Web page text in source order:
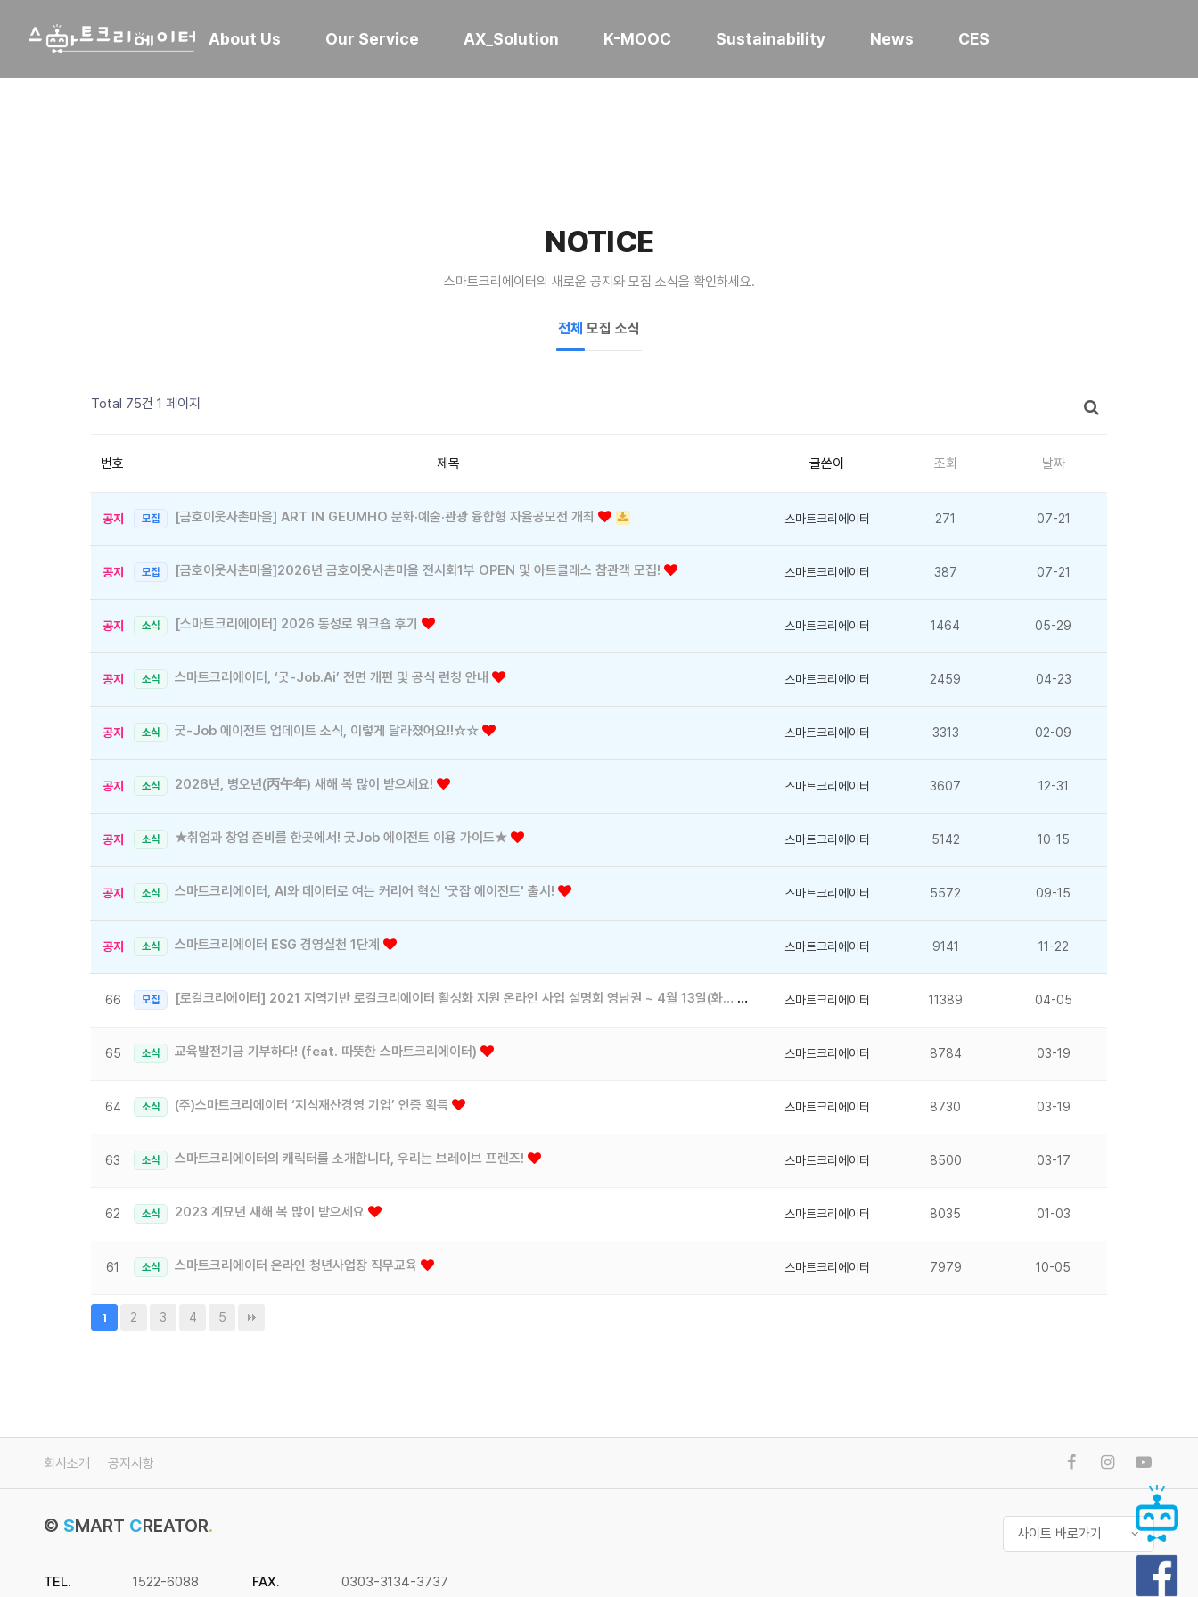
About Us Our Service AX_Solution K-MOOC Sustainability News CES
NOTICE
스마트크리에이터의 새로운 공지와 모집 소식을 확인하세요.
전체 모집 소식
Total 75건 1 페이지
번호 제목 글쓴이 조회 날짜
공지 모집 [금호이웃사촌마을] ART IN GEUMHO 문화·예술·관광 융합형 자율공모전 개최 스마트크리에이터 271 07-21
공지 모집 [금호이웃사촌마을]2026년 금호이웃사촌마을 전시회1부 OPEN 및 아트클래스 참관객 모집! 스마트크리에이터 387 07-21
공지 소식 [스마트크리에이터] 2026 동성로 워크숍 후기 스마트크리에이터 1464 05-29
공지 소식 스마트크리에이터, ‘굿-Job.Ai’ 전면 개편 및 공식 런칭 안내 스마트크리에이터 2459 04-23
공지 소식 굿-Job 에이전트 업데이트 소식, 이렇게 달라졌어요!!☆☆ 스마트크리에이터 3313 02-09
공지 소식 2026년, 병오년(丙午年) 새해 복 많이 받으세요! 스마트크리에이터 3607 12-31
공지 소식 ★취업과 창업 준비를 한곳에서! 굿Job 에이전트 이용 가이드★ 스마트크리에이터 5142 10-15
공지 소식 스마트크리에이터, AI와 데이터로 여는 커리어 혁신 '굿잡 에이전트' 출시! 스마트크리에이터 5572 09-15
공지 소식 스마트크리에이터 ESG 경영실천 1단계 스마트크리에이터 9141 11-22
66 모집 [로컬크리에이터] 2021 지역기반 로컬크리에이터 활성화 지원 온라인 사업 설명회 영남권 ~ 4월 13일(화… 스마트크리에이터 11389 04-05
65 소식 교육발전기금 기부하다! (feat. 따뜻한 스마트크리에이터) 스마트크리에이터 8784 03-19
64 소식 (주)스마트크리에이터 ‘지식재산경영 기업’ 인증 획득 스마트크리에이터 8730 03-19
63 소식 스마트크리에이터의 캐릭터를 소개합니다, 우리는 브레이브 프렌즈! 스마트크리에이터 8500 03-17
62 소식 2023 계묘년 새해 복 많이 받으세요 스마트크리에이터 8035 01-03
61 소식 스마트크리에이터 온라인 청년사업장 직무교육 스마트크리에이터 7979 10-05
1 2 3 4 5
회사소개 공지사항
© SMART CREATOR.
TEL. 1522-6088 FAX. 0303-3134-3737
사이트 바로가기